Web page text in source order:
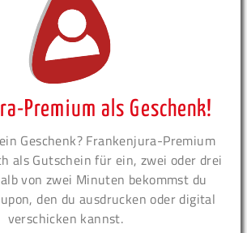
Premium als Geschenk!
Geschenk? Frankenjura-Premium
als Gutschein für ein, zwei oder drei
von zwei Minuten bekommst du
den du ausdrucken oder digital
verschicken kannst.